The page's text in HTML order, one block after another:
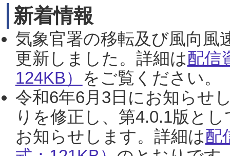
新着情報
気象官署の移転及び風向風
更新しました。詳細は配信
124KB） をご覧ください。
令和6年6月3日にお知らせ
りを修正し、第4.0.1版と
お知らせします。詳細は配